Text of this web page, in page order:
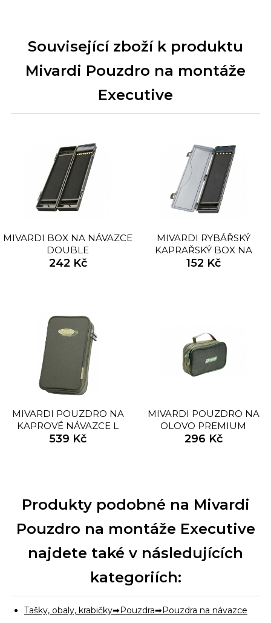
Související zboží k produktu
Mivardi Pouzdro na montáže
Executive
MIVARDI BOX NA NÁVAZCE
DOUBLE
242 Kč
MIVARDI RYBÁŘSKÝ
KAPRAŘSKÝ BOX NA
NÁVAZCE SINGLE
152 Kč
MIVARDI POUZDRO NA
KAPROVÉ NÁVAZCE L
539 Kč
MIVARDI POUZDRO NA
OLOVO PREMIUM
296 Kč
Produkty podobné na Mivardi
Pouzdro na montáže Executive
najdete také v následujících
kategoriích:
Tašky, obaly, krabičky Pouzdra Pouzdra na návazce